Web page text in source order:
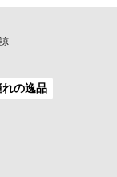
の逸品